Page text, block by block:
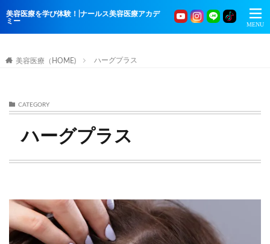
美容医療を学び体験！|ナールス美容医療アカデ
ミー
美容医療（HOME) ハーグプラス
CATEGORY
ハーグプラス